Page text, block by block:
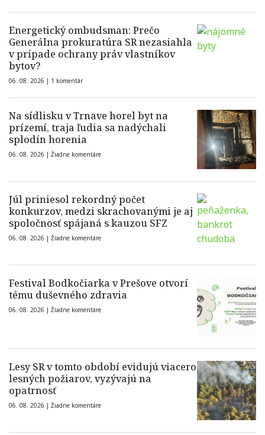
Energetický ombudsman: Prečo
Generálna prokuratúra SR nezasiahla
v prípade ochrany práv vlastníkov
bytov?
06. 08. 2026 | 1 komentár
Na sídlisku v Trnave horel byt na
prízemí, traja ľudia sa nadýchali
splodín horenia
06. 08. 2026 | Žiadne komentáre
Júl priniesol rekordný počet
konkurzov, medzi skrachovanými je aj
spoločnosť spájaná s kauzou SFZ
06. 08. 2026 | Žiadne komentáre
Festival Bodkočiarka v Prešove otvorí
tému duševného zdravia
06. 08. 2026 | Žiadne komentáre
Lesy SR v tomto období evidujú viacero
lesných požiarov, vyzývajú na
opatrnosť
06. 08. 2026 | Žiadne komentáre